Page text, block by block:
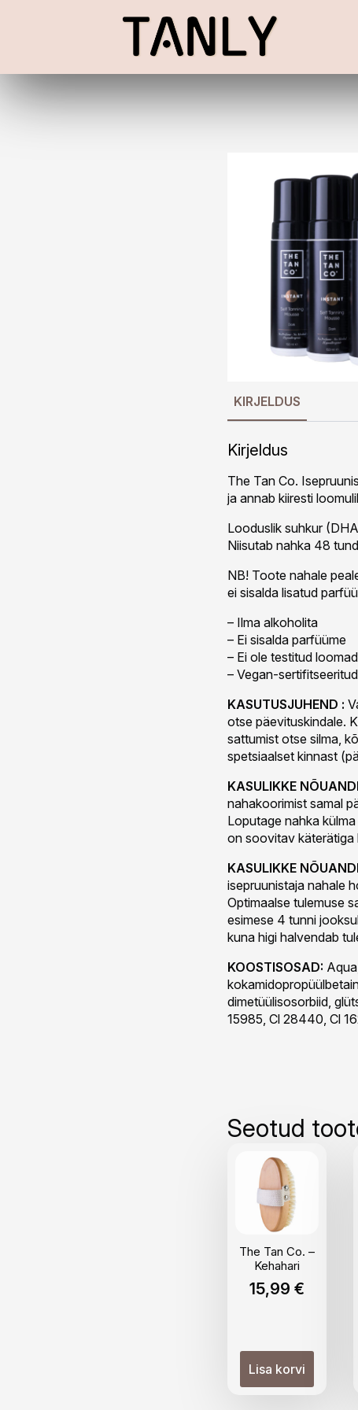
KIRJELDUS
Kirjeldus
The Tan Co.
ja annab kiiresti
Looduslik suhkur
Niisutab nahka 48
NB! Toote nahale
ei sisalda lisatud
– Ilma alkoholita
– Ei sisalda parfüüme
– Ei ole testitud
– Vegan-sertifitseeritud
KASUTUSJUHEND :
otse päevituskindale.
sattumist otse silma,
spetsiaalset kinnast
KASULIKKE
nahakoorimist samal
Loputage nahka
on soovitav käterätiga
KASULIKKE
isepruunistaja nahale
Optimaalse tulemuse
esimese 4 tunni
kuna higi halvendab
KOOSTISOSAD:
dimetüülisosorbiid,
15985, Cl 28440, Cl
Seotud
The Tan Co. –
Kehahari
15,99 €
Lisa korvi